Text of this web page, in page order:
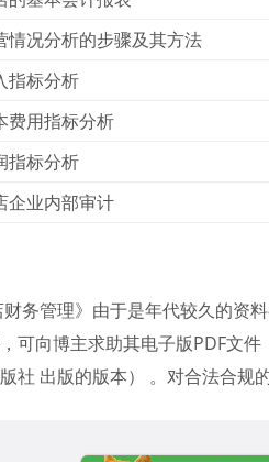
情况分析的步骤及其方法
指标分析
费用指标分析
指标分析
企业内部审计
务管理》由于是年代较久的资
，可向博主求助其电子版PDF文
社 出版的版本） 。对合法合规